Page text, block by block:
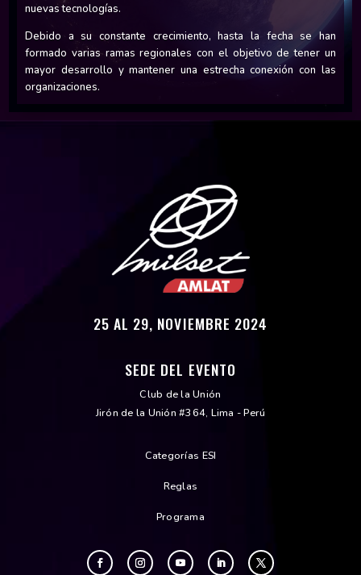
nuevas tecnologías.
Debido a su constante crecimiento, hasta la fecha se han
formado varias ramas regionales con el objetivo de tener un
mayor desarrollo y mantener una estrecha conexión con las
organizaciones.
25 AL 29, NOVIEMBRE 2024
SEDE DEL EVENTO
Club de la Unión
Jirón de la Unión #364, Lima - Perú
Categorías ESI
Reglas
Programa